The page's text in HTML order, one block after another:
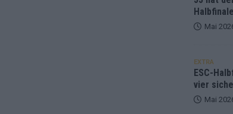
Mai
EXTRA
ESC-
vier
Mai